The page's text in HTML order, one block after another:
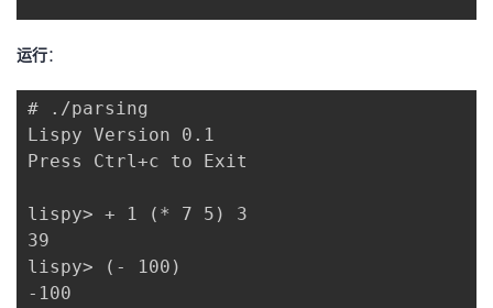
运行：
# ./parsing
Lispy Version 0.1
Press Ctrl+c to Exit
lispy> + 1 (* 7 5) 3
39
lispy> (- 100)
-100